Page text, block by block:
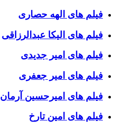
فیلم های الهه حصاری
فیلم های الیکا عبدالرزاقی
فیلم های امیر جدیدی
فیلم های امیر جعفری
فیلم های امیرحسین آرمان
فیلم های امین تارخ